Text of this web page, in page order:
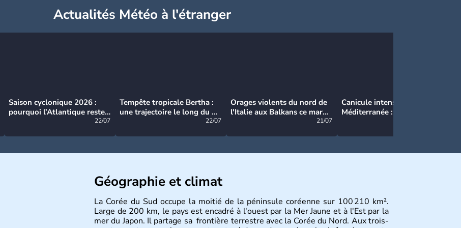
Actualités Météo à l'étranger
Saison cyclonique 2026 :
pourquoi l’Atlantique reste
22/07
Tempête tropicale Bertha :
une trajectoire le long du du
22/07
Orages violents du nord de
l'Italie aux Balkans ce mardi
21/07
Canicule intense en
Méditerranée : près de 50°C
Géographie et climat
La Corée du Sud occupe la moitié de la péninsule coréenne sur 100 210 km².
Large de 200 km, le pays est encadré à l'ouest par la Mer Jaune et à l'Est par la
mer du Japon. Il partage sa frontière terrestre avec la Corée du Nord. Aux trois-